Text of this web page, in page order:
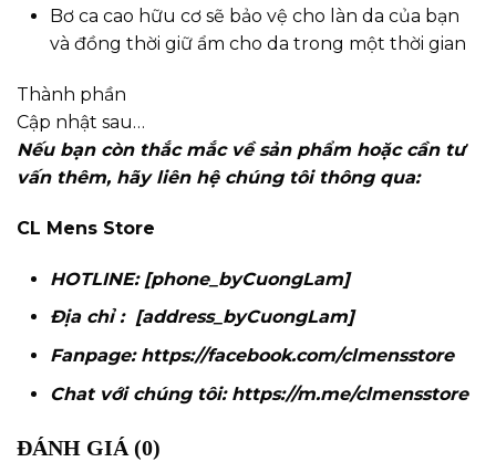
Bơ ca cao hữu cơ sẽ bảo vệ cho làn da của bạn
và đồng thời giữ ẩm cho da trong một thời gian
Thành phần
Cập nhật sau…
Nếu bạn còn thắc mắc về sản phẩm hoặc cần tư
vấn thêm, hãy liên hệ chúng tôi thông qua:
CL Mens Store
HOTLINE: [phone_byCuongLam]
Địa chỉ : [address_byCuongLam]
Fanpage: https://facebook.com/clmensstore
Chat với chúng tôi: https://m.me/clmensstore
ĐÁNH GIÁ (0)